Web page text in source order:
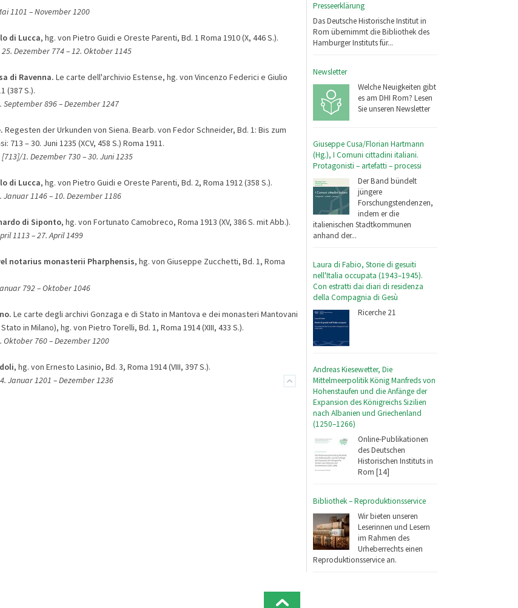
Presseerklärung
Das Deutsche Historische Institut in
Rom übernimmt die Bibliothek des
Hamburger Instituts für...
Newsletter
Welche Neuigkeiten gibt
es am DHI Rom? Lesen
Sie unseren Newsletter
Giuseppe Cusa/Florian Hartmann
(Hg.), I Comuni cittadini italiani.
Protagonisti – artefatti – processi
Der Band bündelt
jüngere
Forschungstendenzen,
indem er die
italienischen Stadtkommunen
anhand der...
Laura di Fabio, Storie di gesuiti
nell'Italia occupata (1943–1945).
Con estratti dai diari di residenza
della Compagnia di Gesù
Ricerche 21
Andreas Kiesewetter, Die
Mittelmeerpolitik König Manfreds von
Hohenstaufen und die Anfänge der
Expansion des Königreichs Sizilien
nach Albanien und Griechenland
(1250–1266)
Online-Publikationen
des Deutschen
Historischen Instituts in
Rom [14]
Bibliothek – Reproduktionsservice
Wir bieten unseren
Leserinnen und Lesern
im Rahmen des
Urheberrechts einen
Reproduktionsservice an.
1101 – November 1200
di Lucca, hg. von Pietro Guidi e Oreste Parenti, Bd. 1 Roma 1910 (X, 446 S.).
Dezember 774– 12. Oktober 1145
di Ravenna. Le carte dell'archivio Estense, hg. von Vincenzo Federici e Giulio
(387 S.).
September 896– Dezember 1247
Regesten der Urkunden von Siena. Bearb. von Fedor Schneider, Bd. 1: Bis zum
713 – 30. Juni 1235 (XCV, 458 S.) Roma 1911.
1. Dezember 730– 30. Juni 1235
di Lucca, hg. von Pietro Guidi e Oreste Parenti, Bd. 2, Roma 1912 (358 S.).
Januar 1146– 10. Dezember 1186
di Siponto, hg. von Fortunato Camobreco, Roma 1913 (XV, 386 S. mit Abb.).
1113–27. April 1499
notarius monasterii Pharphensis, hg. von Giuseppe Zucchetti, Bd. 1, Roma
792– Oktober 1046
Le carte degli archivi Gonzaga e di Stato in Mantova e dei monasteri Mantovani
in Milano), hg. von Pietro Torelli, Bd. 1, Roma 1914 (XIII, 433 S.).
Oktober 760– Dezember 1200
, hg. von Ernesto Lasinio, Bd. 3, Roma 1914 (VIII, 397 S.).
Januar 1201 – Dezember 1236